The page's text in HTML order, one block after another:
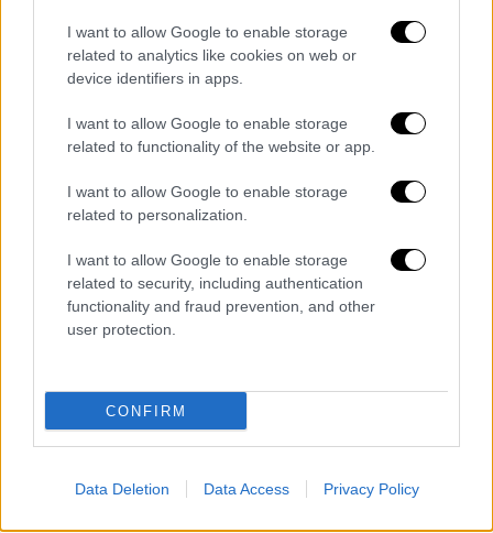
I want to allow Google to enable storage
related to analytics like cookies on web or
device identifiers in apps.
I want to allow Google to enable storage
related to functionality of the website or app.
I want to allow Google to enable storage
related to personalization.
I want to allow Google to enable storage
related to security, including authentication
functionality and fraud prevention, and other
user protection.
CONFIRM
Data Deletion Data Access Privacy Policy
Ελλάδα|15.07.2025 08:11
Απομονωμένη και υπό 24ωρη επιτήρηση
στις φυλακές Κορυδαλλού η Ειρήνη
Μουρτζούκου - Τι ζήτησε
Στο απολογητικό της υπόμνημα γίνεται
εκτενής αναφορά στα τραυματικά παιδικά
της χρόνια, αλλά και στον καθοριστικό ρόλο
της, η μητέρα της